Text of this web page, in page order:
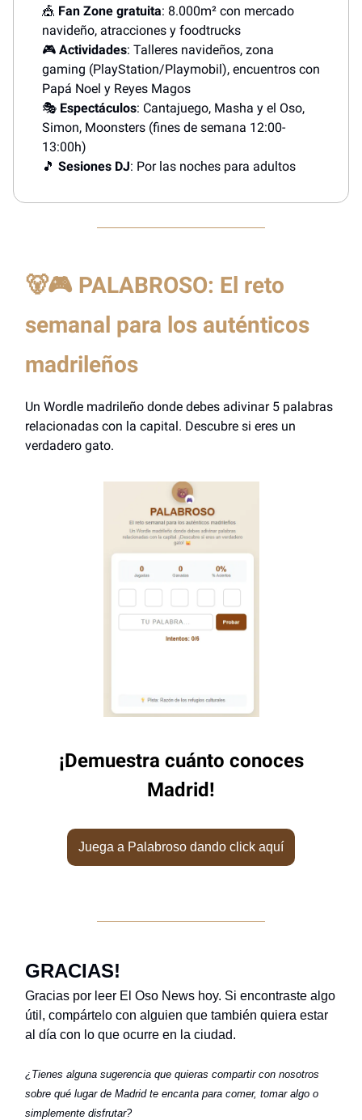
🎪 Fan Zone gratuita: 8.000m² con mercado
navideño, atracciones y foodtrucks
🎮 Actividades: Talleres navideños, zona
gaming (PlayStation/Playmobil), encuentros con
Papá Noel y Reyes Magos
🎭 Espectáculos: Cantajuego, Masha y el Oso,
Simon, Moonsters (fines de semana 12:00-
13:00h)
🎵 Sesiones DJ: Por las noches para adultos
🐻🎮 PALABROSO: El reto
semanal para los auténticos
madrileños
Un Wordle madrileño donde debes adivinar 5 palabras
relacionadas con la capital. Descubre si eres un
verdadero gato.
¡Demuestra cuánto conoces
Madrid!
Juega a Palabroso dando click aquí
GRACIAS!
Gracias por leer El Oso News hoy. Si encontraste algo
útil, compártelo con alguien que también quiera estar
al día con lo que ocurre en la ciudad.
¿Tienes alguna sugerencia que quieras compartir con nosotros
sobre qué lugar de Madrid te encanta para comer, tomar algo o
simplemente disfrutar?